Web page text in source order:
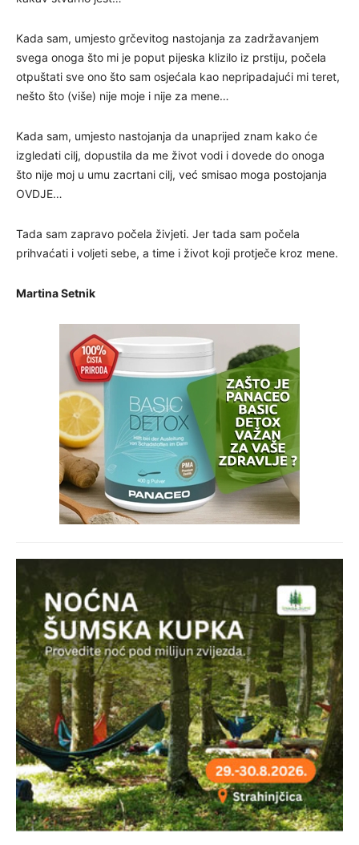
Kada sam, umjesto grčevitog nastojanja za zadržavanjem
svega onoga što mi je poput pijeska klizilo iz prstiju, počela
otpuštati sve ono što sam osjećala kao nepripadajući mi teret,
nešto što (više) nije moje i nije za mene…
Kada sam, umjesto nastojanja da unaprijed znam kako će
izgledati cilj, dopustila da me život vodi i dovede do onoga
što nije moj u umu zacrtani cilj, već smisao moga postojanja
OVDJE…
Tada sam zapravo počela živjeti. Jer tada sam počela
prihvaćati i voljeti sebe, a time i život koji protječe kroz mene.
Martina Setnik